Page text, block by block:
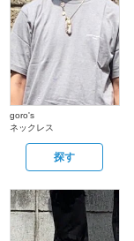
goro's
ネックレス
探す